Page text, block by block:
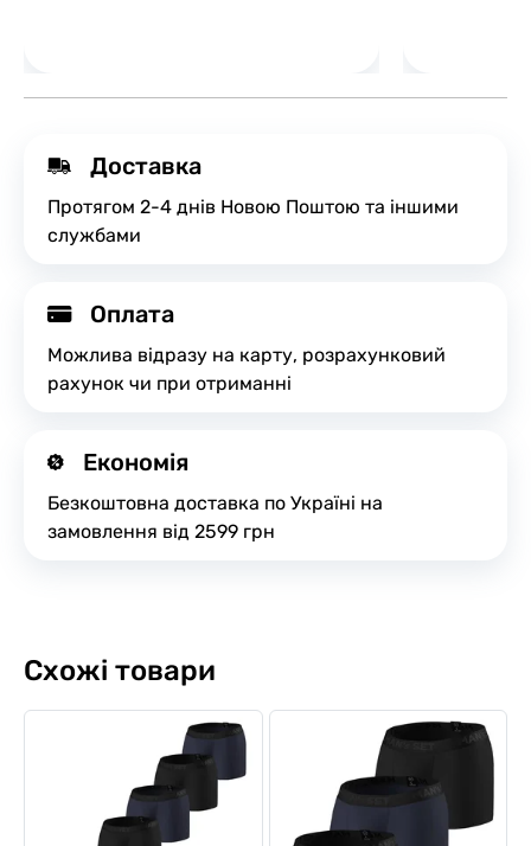
Доставка
Протягом 2-4 днів Новою Поштою та іншими
службами
Оплата
Можлива відразу на карту, розрахунковий
рахунок чи при отриманні
Економія
Безкоштовна доставка по Україні на
замовлення від 2599 грн
Схожі товари